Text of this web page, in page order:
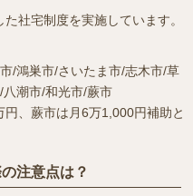
社宅制度を実施しています。
/鴻巣市/さいたま市/志木市/草
潮市/和光市/蕨市
、蕨市は月6万1,000円補助と
注意点は？